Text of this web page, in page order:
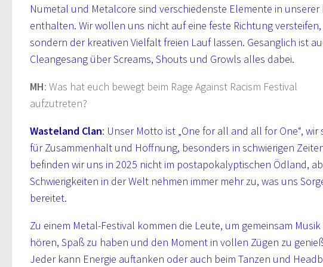
Numetal und Metalcore sind verschiedenste Elemente in unserer
enthalten. Wir wollen uns nicht auf eine feste Richtung versteifen,
sondern der kreativen Vielfalt freien Lauf lassen. Gesanglich ist
Cleangesang über Screams, Shouts und Growls alles dabei.
MH: Was hat euch bewegt beim Rage Against Racism Festival
aufzutreten?
Wasteland Clan: Unser Motto ist „One for all and all for One“, wir
für Zusammenhalt und Hoffnung, besonders in schwierigen
befinden wir uns in 2025 nicht im postapokalyptischen Ödland,
Schwierigkeiten in der Welt nehmen immer mehr zu, was uns
bereitet.
Zu einem Metal-Festival kommen die Leute, um gemeinsam Musik
hören, Spaß zu haben und den Moment in vollen Zügen zu
Jeder kann Energie auftanken oder auch beim Tanzen und